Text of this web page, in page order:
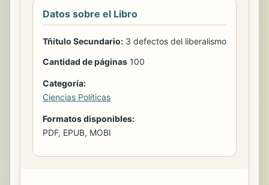
Datos sobre el Libro
Tñitulo Secundario: 3 defectos del liberalismo
Cantidad de páginas 100
Categoría:
Ciencias Políticas
Formatos disponibles:
PDF, EPUB, MOBI